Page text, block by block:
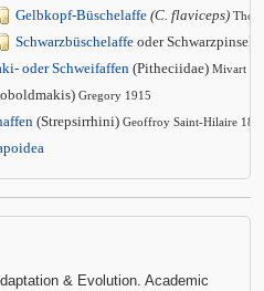
Gelbkopf-Büschelaffe (C. flaviceps)
Schwarzbüschelaffe oder
oder Schweifaffen (Pitheciidae) Mivart
Gregory 1915
(Strepsirrhini) Geoffroy Saint-Hilaire
& Evolution. Academic